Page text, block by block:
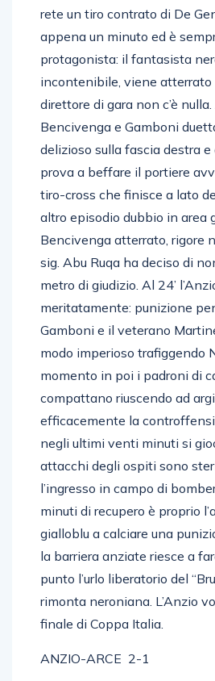
rete un tiro contrato di De
appena un minuto ed è
protagonista: il fantasista
incontenibile, viene atterrato
direttore di gara non c’è nulla.
Bencivenga e Gamboni
delizioso sulla fascia destra e
prova a beffare il portiere
tiro-cross che finisce a lato
altro episodio dubbio in area
Bencivenga atterrato, rigore
sig. Abu Ruqa ha deciso di
metro di giudizio. Al 24’
meritatamente: punizione
Gamboni e il veterano
modo imperioso trafiggendo
momento in poi i padroni di
compattano riuscendo ad
efficacemente la
negli ultimi venti minuti si
attacchi degli ospiti sono
l’ingresso in campo di
minuti di recupero è proprio
gialloblu a calciare una
la barriera anziate riesce a
punto l’urlo liberatorio del
rimonta neroniana. L’Anzio
finale di Coppa Italia.
ANZIO-ARCE 2-1